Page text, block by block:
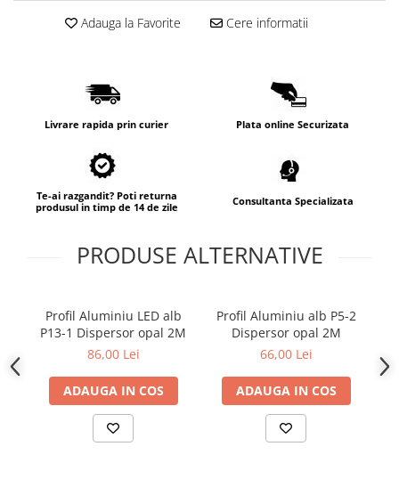
Adauga la Favorite Cere informatii
Livrare rapida prin curier Plata online Securizata
Te-ai razgandit? Poti returna
produsul in timp de 14 de zile
Consultanta Specializata
PRODUSE ALTERNATIVE
Profil Aluminiu LED alb
P13-1 Dispersor opal 2M
86,00 Lei
ADAUGA IN COS
Profil Aluminiu alb P5-2
Dispersor opal 2M
66,00 Lei
ADAUGA IN COS